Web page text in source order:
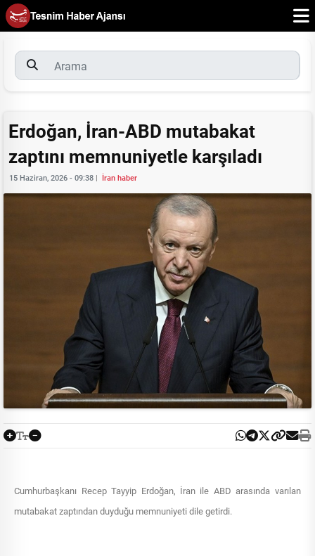
Erdoğan, İran-ABD mutabakat
zaptını memnuniyetle karşıladı
15 Haziran, 2026 - 09:38 | İran haber
Cumhurbaşkanı Recep Tayyip Erdoğan, İran ile ABD arasında varılan
mutabakat zaptından duyduğu memnuniyeti dile getirdi.